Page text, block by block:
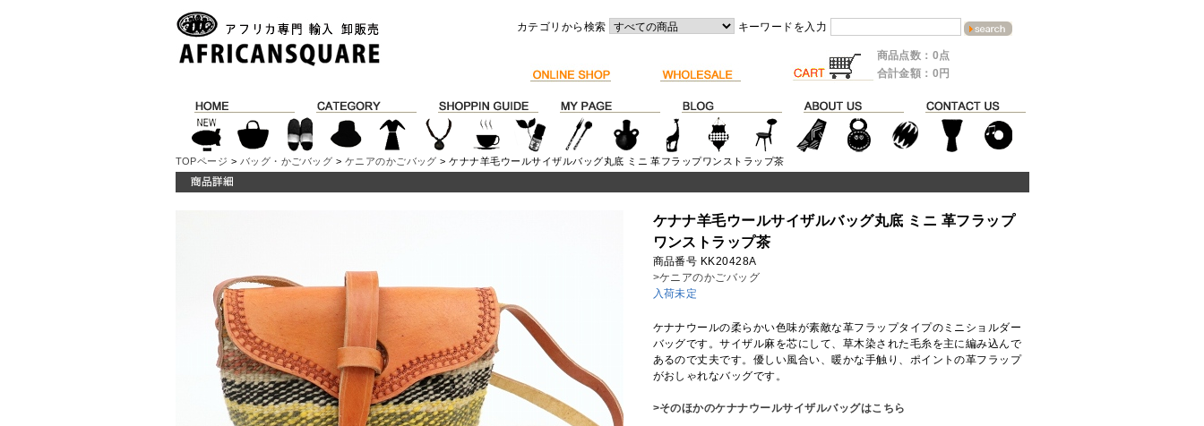
カテゴリから検索 キーワードを入力
商品点数：0点
合計金額：0円
TOPページ > バッグ・かごバッグ > ケニアのかごバッグ > ケナナ羊毛ウールサイザルバッグ丸底 ミニ 革フラップワンストラップ茶
ケナナ羊毛ウールサイザルバッグ丸底 ミニ 革フラップ
ワンストラップ茶
商品番号 KK20428A
>ケニアのかごバッグ
入荷未定
ケナナウールの柔らかい色味が素敵な革フラップタイプのミニショルダー
バッグです。サイザル麻を芯にして、草木染された毛糸を主に編み込んで
あるので丈夫です。優しい風合い、暖かな手触り、ポイントの革フラップ
がおしゃれなバッグです。
>そのほかのケナナウールサイザルバッグはこちら